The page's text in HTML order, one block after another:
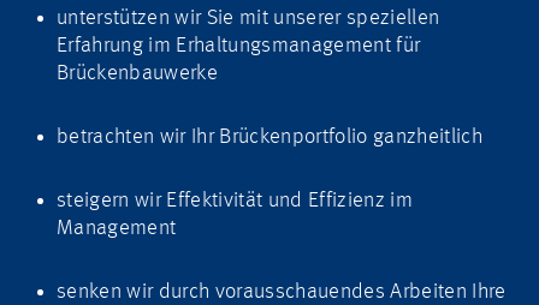
unterstützen wir Sie mit unserer speziellen
Erfahrung im Erhaltungsmanagement für
Brückenbauwerke
betrachten wir Ihr Brückenportfolio ganzheitlich
steigern wir Effektivität und Effizienz im
Management
senken wir durch vorausschauendes Arbeiten Ihre